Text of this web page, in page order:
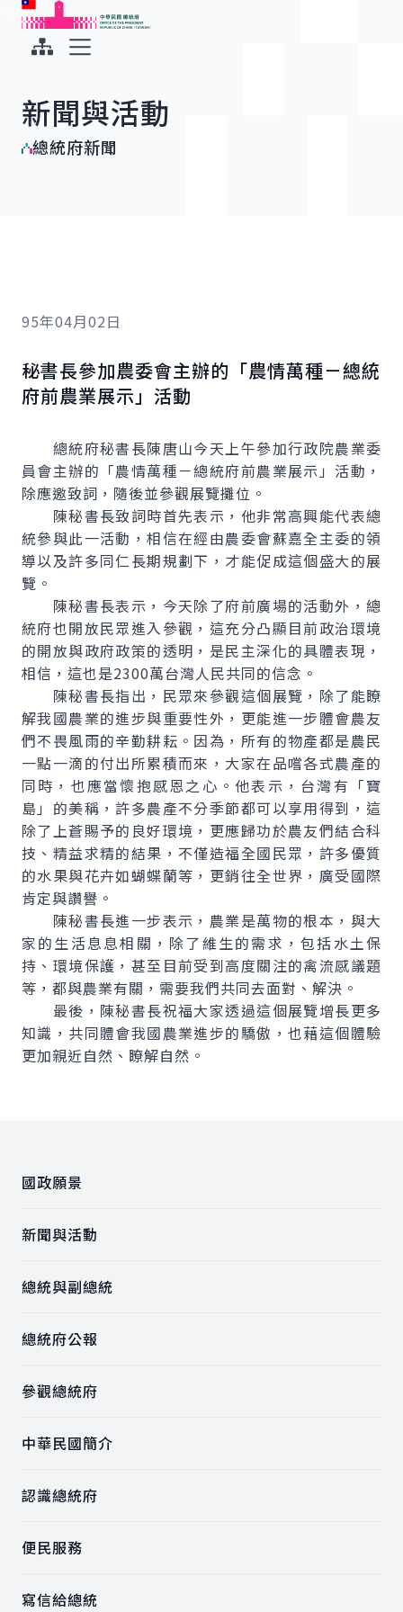
跳到主要內容
中華民國總統府
新聞與活動
總統府新聞
95年04月02日
秘書長參加農委會主辦的「農情萬種－總統
府前農業展示」活動
總統府秘書長陳唐山今天上午參加行政院農業委
員會主辦的「農情萬種－總統府前農業展示」活動，
除應邀致詞，隨後並參觀展覽攤位。
陳秘書長致詞時首先表示，他非常高興能代表總
統參與此一活動，相信在經由農委會蘇嘉全主委的領
導以及許多同仁長期規劃下，才能促成這個盛大的展
覽。
陳秘書長表示，今天除了府前廣場的活動外，總
統府也開放民眾進入參觀，這充分凸顯目前政治環境
的開放與政府政策的透明，是民主深化的具體表現，
相信，這也是2300萬台灣人民共同的信念。
陳秘書長指出，民眾來參觀這個展覽，除了能瞭
解我國農業的進步與重要性外，更能進一步體會農友
們不畏風雨的辛勤耕耘。因為，所有的物產都是農民
一點一滴的付出所累積而來，大家在品嚐各式農產的
同時，也應當懷抱感恩之心。他表示，台灣有「寶
島」的美稱，許多農產不分季節都可以享用得到，這
除了上蒼賜予的良好環境，更應歸功於農友們結合科
技、精益求精的結果，不僅造福全國民眾，許多優質
的水果與花卉如蝴蝶蘭等，更銷往全世界，廣受國際
肯定與讚譽。
陳秘書長進一步表示，農業是萬物的根本，與大
家的生活息息相關，除了維生的需求，包括水土保
持、環境保護，甚至目前受到高度關注的禽流感議題
等，都與農業有關，需要我們共同去面對、解決。
最後，陳秘書長祝福大家透過這個展覽增長更多
知識，共同體會我國農業進步的驕傲，也藉這個體驗
更加親近自然、瞭解自然。
國政願景
新聞與活動
總統與副總統
總統府公報
參觀總統府
中華民國簡介
認識總統府
便民服務
寫信給總統